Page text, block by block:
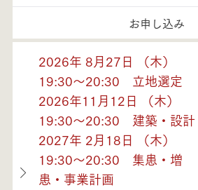
お申し込み
2026年 8月27日 （木）
19:30～20:30 立地選定
2026年11月12日 （木）
19:30～20:30 建築・設計
2027年 2月18日 （木）
19:30～20:30 集患・増
患・事業計画